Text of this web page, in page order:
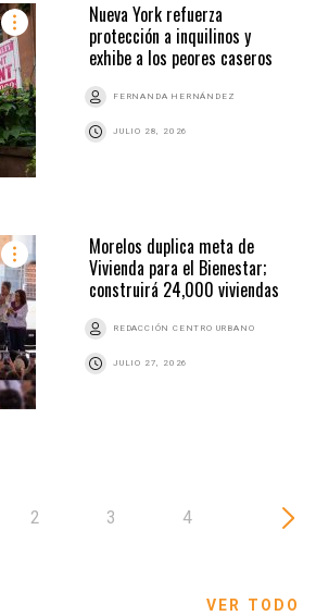
Nueva York refuerza
protección a inquilinos y
exhibe a los peores caseros
FERNANDA HERNÁNDEZ
JULIO 28, 2026
Morelos duplica meta de
Vivienda para el Bienestar;
construirá 24,000 viviendas
REDACCIÓN CENTRO URBANO
JULIO 27, 2026
2 3 4
VER TODO